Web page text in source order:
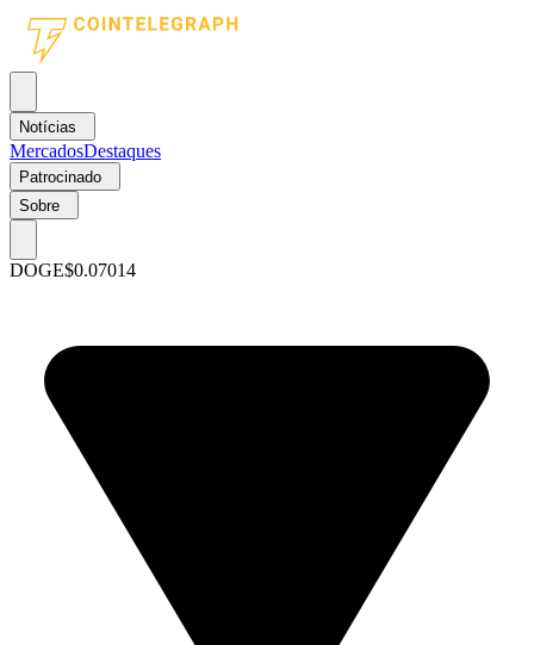
Notícias
MercadosDestaques
Patrocinado
Sobre
DOGE$0.07014